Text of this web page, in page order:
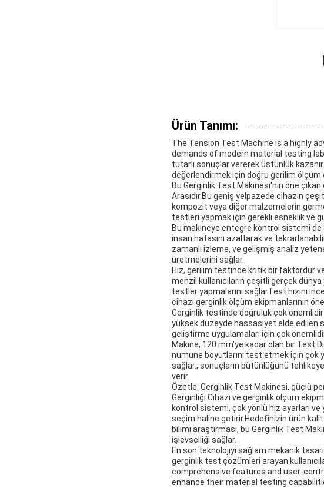
Ürün Tanımı:
The Tension Test Machine is a highly
demands of modern material testing
tutarlı sonuçlar vererek üstünlük
değerlendirmek için doğru gerilim ölçüm
Bu Gerginlik Test Makinesi'nin öne
Arasıdır.Bu geniş yelpazede cihazın
kompozit veya diğer malzemelerin
testleri yapmak için gerekli esneklik ve
Bu makineye entegre kontrol sistemi de
insan hatasını azaltarak ve
zamanlı izleme, ve gelişmiş analiz
üretmelerini sağlar.
Hız, gerilim testinde kritik bir faktördür
menzil kullanıcıların çeşitli gerçek
testler yapmalarını sağlarTest hızını
cihazı gerginlik ölçüm ekipmanlarının
Gerginlik testinde doğruluk çok
yüksek düzeyde hassasiyet elde edilen
geliştirme uygulamaları için çok
Makine, 120 mm'ye kadar olan bir Test
numune boyutlarını test etmek için çok
sağlar., sonuçların bütünlüğünü
verir.
Özetle, Gerginlik Test Makinesi, güçlü
Gerginliği Cihazı ve gerginlik ölçüm
kontrol sistemi, çok yönlü hız ayarları
seçim haline getirir.Hedefinizin ürün
bilimi araştırması, bu Gerginlik Test
işlevselliği sağlar.
En son teknolojiyi sağlam mekanik
gerginlik test çözümleri arayan
comprehensive features and user-
enhance their material testing